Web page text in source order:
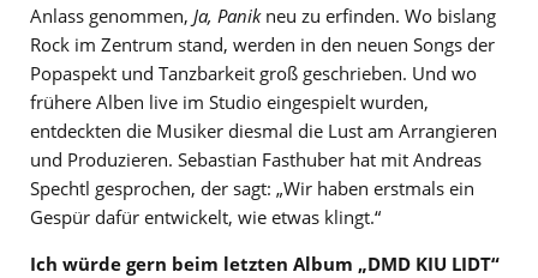
Anlass genommen, Ja, Panikneu zu erfinden. Wo bislang
Rock im Zentrum stand, werden in den neuen Songs der
Popaspekt und Tanzbarkeit groß geschrieben. Und wo
frühere Alben live im Studio eingespielt wurden,
entdeckten die Musiker diesmal die Lust am Arrangieren
und Produzieren. Sebastian Fasthuber hat mit Andreas
Spechtl gesprochen, der sagt: „Wir haben erstmals ein
Gespür dafür entwickelt, wie etwas klingt.“
Ich würde gern beim letzten Album „DMD KIU LIDT“